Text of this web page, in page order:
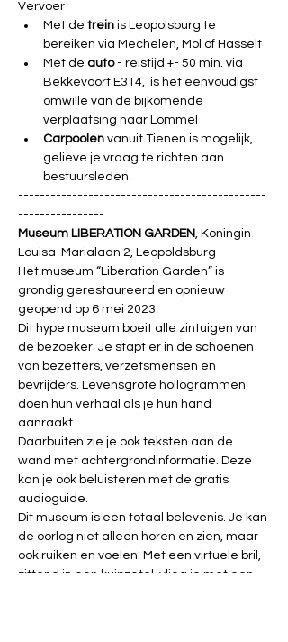
Vervoer
Met de trein is Leopolsburg te
bereiken via Mechelen, Mol of Hasselt
Met de auto - reistijd +- 50 min. via
Bekkevoort E314,  is het eenvoudigst
omwille van de bijkomende
verplaatsing naar Lommel
Carpoolen vanuit Tienen is mogelijk,
gelieve je vraag te richten aan
bestuursleden.
----------------------------------------------
----------------
Museum LIBERATION GARDEN, Koningin
Louisa-Marialaan 2, Leopoldsburg
Het museum “Liberation Garden” is
grondig gerestaureerd en opnieuw
geopend op 6 mei 2023.
Dit hype museum boeit alle zintuigen van
de bezoeker. Je stapt er in de schoenen
van bezetters, verzetsmensen en
bevrijders. Levensgrote hollogrammen
doen hun verhaal als je hun hand
aanraakt.
Daarbuiten zie je ook teksten aan de
wand met achtergrondinformatie. Deze
kan je ook beluisteren met de gratis
audioguide.
Dit museum is een totaal belevenis. Je kan
de oorlog niet alleen horen en zien, maar
ook ruiken en voelen. Met een virtuele bril,
zittend in een kuipzetel, vlieg je met een